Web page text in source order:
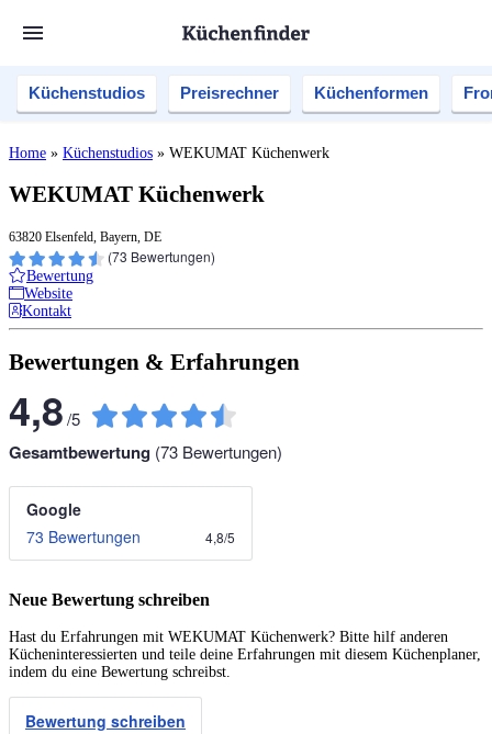
Küchenstudios Preisrechner Küchenformen
Home » Küchenstudios » WEKUMAT Küchenwerk
WEKUMAT Küchenwerk
63820 Elsenfeld, Bayern, DE
(73 Bewertungen)
Bewertung
Website
Kontakt
Bewertungen & Erfahrungen
4,8/5
Gesamtbewertung (73 Bewertungen)
Google
73 Bewertungen
4,8/5
Neue Bewertung schreiben
Hast du Erfahrungen mit WEKUMAT Küchenwerk? Bitte hilf anderen
Kücheninteressierten und teile deine Erfahrungen mit diesem Küchenplaner,
indem du eine Bewertung schreibst.
Bewertung schreiben